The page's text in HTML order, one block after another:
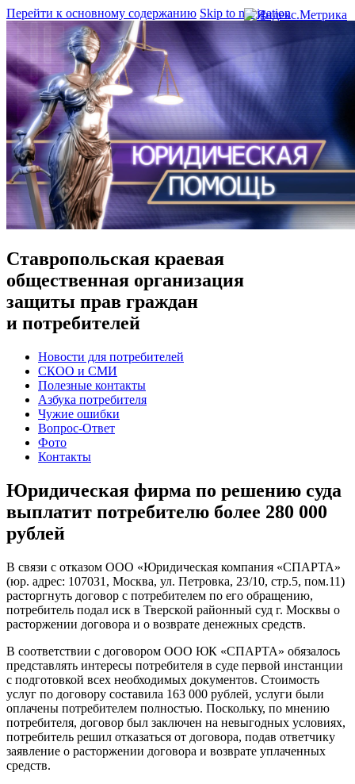
Перейти к основному содержанию Skip to navigation
Ставропольская краевая
общественная организация
защиты прав граждан
и потребителей
Новости для потребителей
СКОО и СМИ
Полезные контакты
Азбука потребителя
Чужие ошибки
Вопрос-Ответ
Фото
Контакты
Юридическая фирма по решению суда
выплатит потребителю более 280 000
рублей
В связи с отказом ООО «Юридическая компания «СПАРТА»
(юр. адрес: 107031, Москва, ул. Петровка, 23/10, стр.5, пом.11)
расторгнуть договор с потребителем по его обращению,
потребитель подал иск в Тверской районный суд г. Москвы о
расторжении договора и о возврате денежных средств.
В соответствии с договором ООО ЮК «СПАРТА» обязалось
представлять интересы потребителя в суде первой инстанции
с подготовкой всех необходимых документов. Стоимость
услуг по договору составила 163 000 рублей, услуги были
оплачены потребителем полностью. Поскольку, по мнению
потребителя, договор был заключен на невыгодных условиях,
потребитель решил отказаться от договора, подав ответчику
заявление о расторжении договора и возврате уплаченных
средств.